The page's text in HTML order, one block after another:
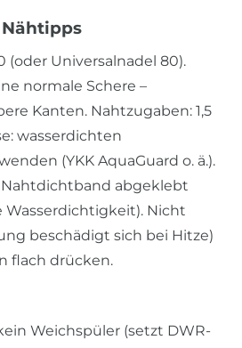
(oder Universalnadel 80).
normale Schere –
Kanten. Nahtzugaben: 1,5
wasserdichten
(YKK AquaGuard o. ä.).
abgeklebt
Wasserdichtigkeit). Nicht
beschädigt sich bei Hitze)
flach drücken.
Weichspüler (setzt DWR-